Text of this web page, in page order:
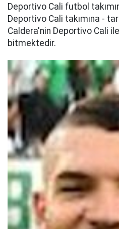
Deportivo Cali futbol
Deportivo Cali takımına -
Caldera'nin Deportivo Cali
bitmektedir.